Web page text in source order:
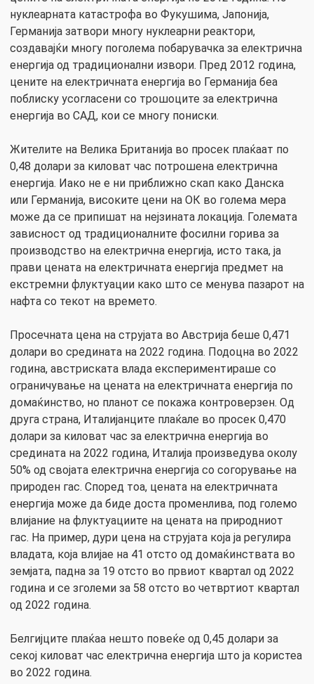
нуклеарната катастрофа во Фукушима, Јапонија,
Германија затвори многу нуклеарни реактори,
создавајќи многу поголема побарувачка за електрична
енергија од традиционални извори. Пред 2012 година,
цените на електричната енергија во Германија беа
поблиску усогласени со трошоците за електрична
енергија во САД, кои се многу пониски.
Жителите на Велика Британија во просек плаќаат по
0,48 долари за киловат час потрошена електрична
енергија. Иако не е ни приближно скап како Данска
или Германија, високите цени на ОК во голема мера
може да се припишат на нејзината локација. Големата
зависност од традиционалните фосилни горива за
производство на електрична енергија, исто така, ја
прави цената на електричната енергија предмет на
екстремни флуктуации како што се менува пазарот на
нафта со текот на времето.
Просечната цена на струјата во Австрија беше 0,471
долари во средината на 2022 година. Подоцна во 2022
година, австриската влада експериментираше со
ограничување на цената на електричната енергија по
домаќинство, но планот се покажа контроверзен. Од
друга страна, Италијанците плаќале во просек 0,470
долари за киловат час за електрична енергија во
средината на 2022 година, Италија произведува околу
50% од својата електрична енергија со согорување на
природен гас. Според тоа, цената на електричната
енергија може да биде доста променлива, под големо
влијание на флуктуациите на цената на природниот
гас. На пример, дури цена на струјата која ја регулира
владата, која влијае на 41 отсто од домаќинствата во
земјата, падна за 19 отсто во првиот квартал од 2022
година и се зголеми за 58 отсто во четвртиот квартал
од 2022 година.
Белгијците плаќаа нешто повеќе од 0,45 долари за
секој киловат час електрична енергија што ја користеа
во 2022 година.